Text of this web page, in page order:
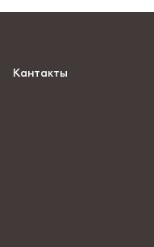
Кантакты